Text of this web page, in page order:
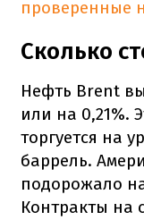
проверенные
Сколько
Нефть Brent
или на 0,21%.
торгуется на
баррель.
подорожало
Контракты на